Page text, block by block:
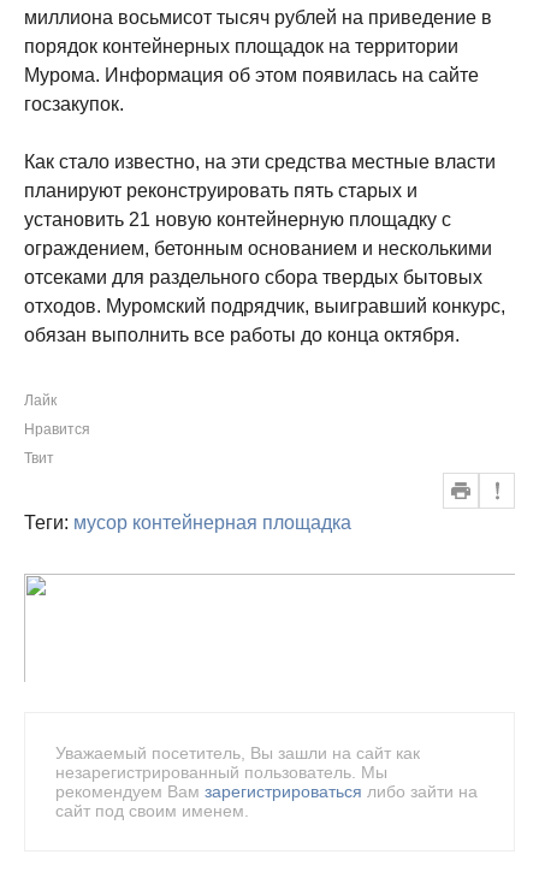
миллиона восьмисот тысяч рублей на приведение в
порядок контейнерных площадок на территории
Мурома. Информация об этом появилась на сайте
госзакупок.
Как стало известно, на эти средства местные власти
планируют реконструировать пять старых и
установить 21 новую контейнерную площадку с
ограждением, бетонным основанием и несколькими
отсеками для раздельного сбора твердых бытовых
отходов. Муромский подрядчик, выигравший конкурс,
обязан выполнить все работы до конца октября.
Лайк
Нравится
Твит
Теги: мусор контейнерная площадка
Уважаемый посетитель, Вы зашли на сайт как
незарегистрированный пользователь. Мы
рекомендуем Вам зарегистрироваться либо зайти на
сайт под своим именем.